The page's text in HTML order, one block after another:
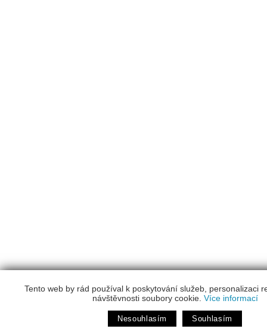
Tento web by rád používal k poskytování služeb, personalizaci
návštěvnosti soubory cookie. Více informací
Nesouhlasím Souhlasím